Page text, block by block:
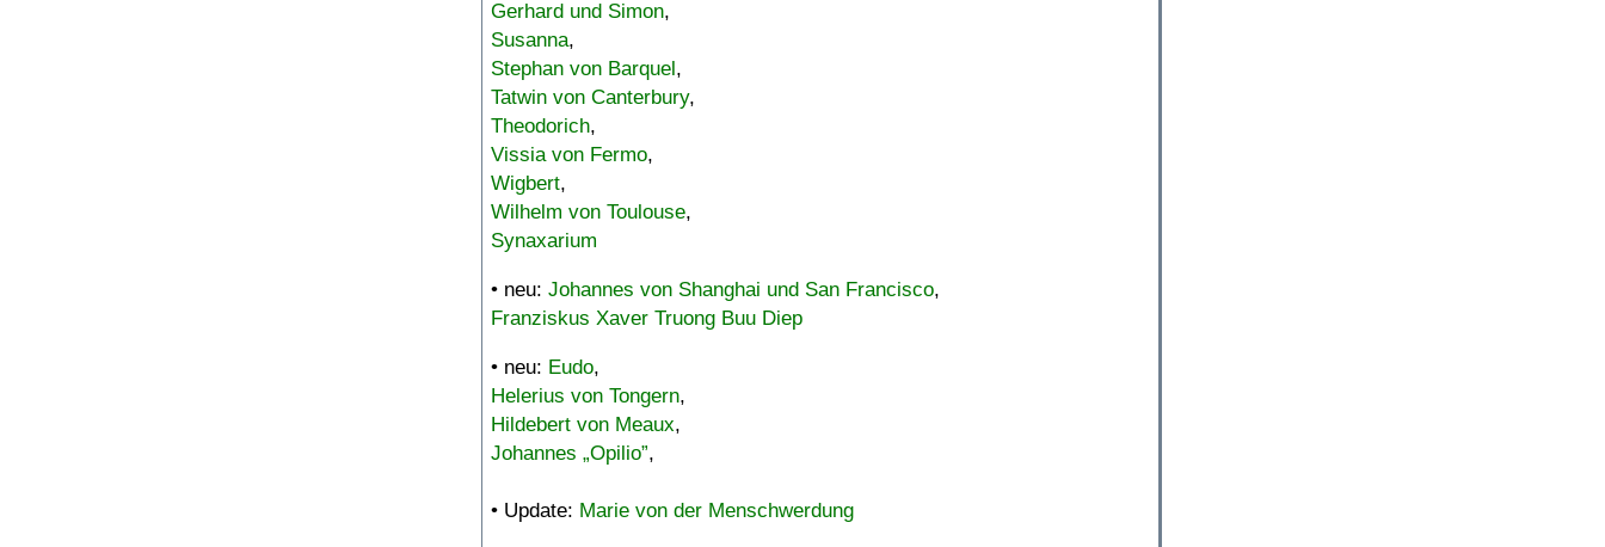
Gerhard und Simon,
Susanna,
Stephan von Barquel,
Tatwin von Canterbury,
Theodorich,
Vissia von Fermo,
Wigbert,
Wilhelm von Toulouse,
Synaxarium
• neu: Johannes von Shanghai und San Francisco,
Franziskus Xaver Truong Buu Diep
• neu: Eudo,
Helerius von Tongern,
Hildebert von Meaux,
Johannes „Opilio”,
• Update: Marie von der Menschwerdung